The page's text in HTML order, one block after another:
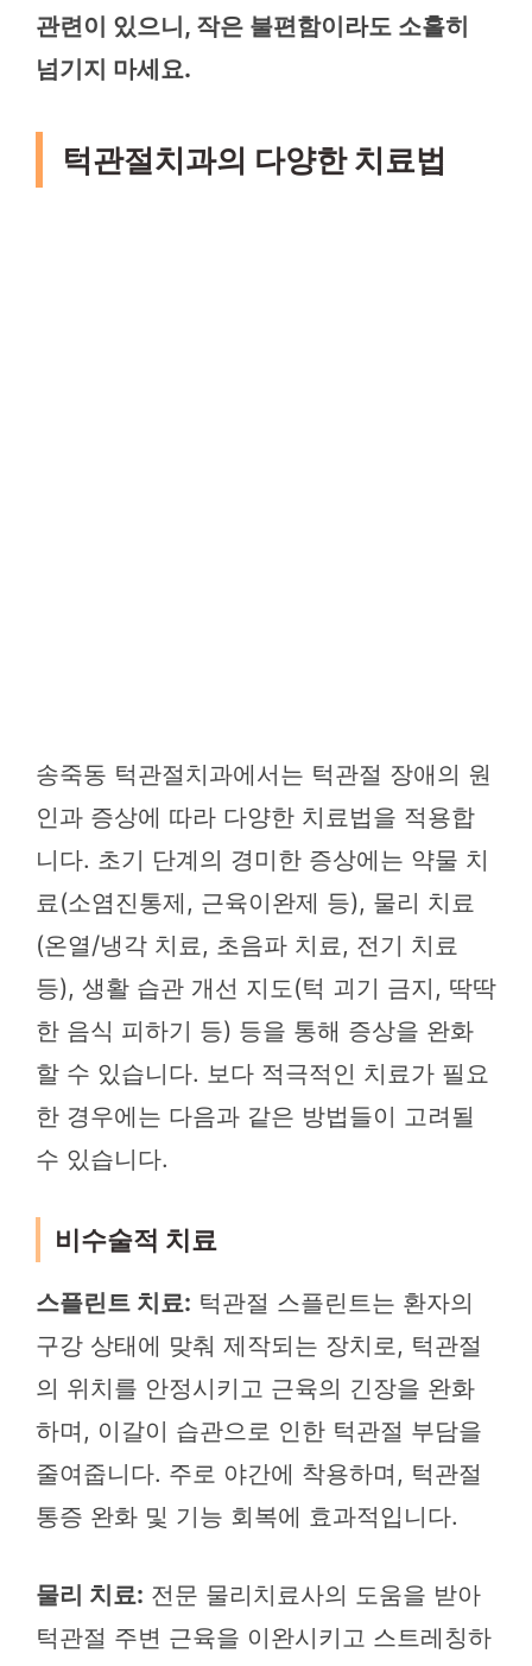
관련이 있으니, 작은 불편함이라도 소홀히
넘기지 마세요.
턱관절치과의 다양한 치료법
송죽동 턱관절치과에서는 턱관절 장애의 원
인과 증상에 따라 다양한 치료법을 적용합
니다. 초기 단계의 경미한 증상에는 약물 치
료(소염진통제, 근육이완제 등), 물리 치료
(온열/냉각 치료, 초음파 치료, 전기 치료
등), 생활 습관 개선 지도(턱 괴기 금지, 딱딱
한 음식 피하기 등) 등을 통해 증상을 완화
할 수 있습니다. 보다 적극적인 치료가 필요
한 경우에는 다음과 같은 방법들이 고려될
수 있습니다.
비수술적 치료
스플린트 치료: 턱관절 스플린트는 환자의
구강 상태에 맞춰 제작되는 장치로, 턱관절
의 위치를 안정시키고 근육의 긴장을 완화
하며, 이갈이 습관으로 인한 턱관절 부담을
줄여줍니다. 주로 야간에 착용하며, 턱관절
통증 완화 및 기능 회복에 효과적입니다.
물리 치료: 전문 물리치료사의 도움을 받아
턱관절 주변 근육을 이완시키고 스트레칭하